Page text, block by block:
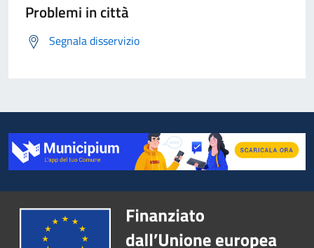
Problemi in città
Segnala disservizio